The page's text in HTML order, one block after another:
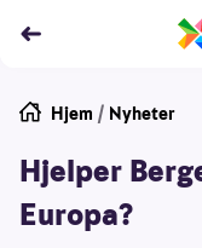
Hjem / Nyheter
Hjelper
Europa?